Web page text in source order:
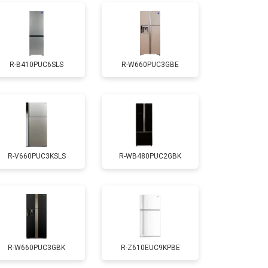
1700 ₽ Заказать
2550 ₽ Заказать
1700 ₽ Заказать
4750 ₽ Заказать
3650 ₽
2550 ₽
R-B410PUC6SLS R-W660PUC3GBE
R-V660PUC3KSLS R-WB480PUC2GBK
R-W660PUC3GBK R-Z610EUC9KPBE